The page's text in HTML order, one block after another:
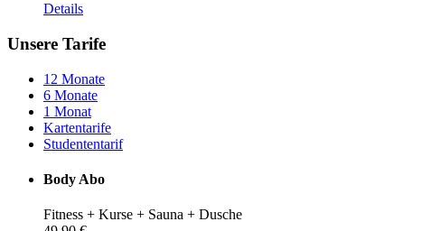
Details
Unsere Tarife
12 Monate
6 Monate
1 Monat
Kartentarife
Studententarif
Body Abo
Fitness + Kurse + Sauna + Dusche